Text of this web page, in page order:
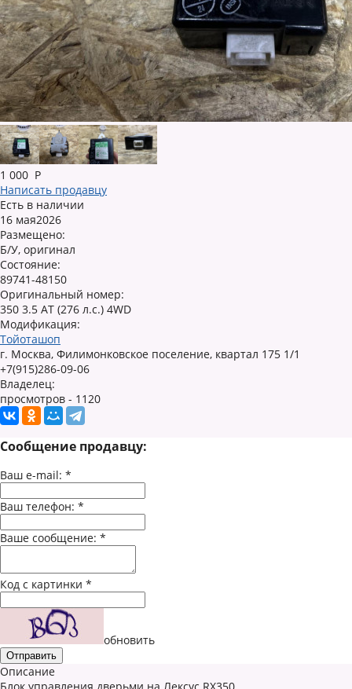
1 000 Р
Написать продавцу
Есть в наличии
16 мая2026
Размещено:
Б/У, оригинал
Состояние:
89741-48150
Оригинальный номер:
350 3.5 AT (276 л.с.) 4WD
Модификация:
Тойоташоп
г. Москва, Филимонковское поселение, квартал 175 1/1
+7(915)286-09-06
Владелец:
просмотров - 1120
Сообщение продавцу:
Ваш e-mail: *
Ваш телефон: *
Ваше сообщение: *
Код с картинки *
обновить
Описание